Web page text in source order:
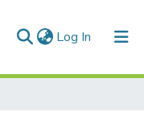
Log In (current)